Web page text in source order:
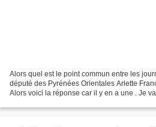
Alors quel est le point commun entre les
député des Pyrénées Orientales Arlette
Alors voici la réponse car il y en a une . Je